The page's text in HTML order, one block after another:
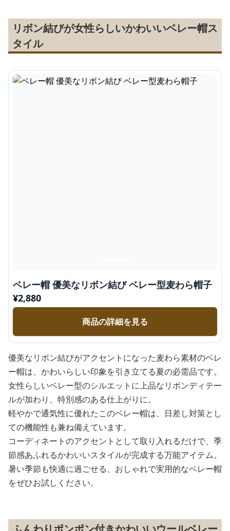
リボン結びが女性らしいかわいいベレー帽ス
タイル
ベレー帽 優美なリボン結び ベレー型麦わら帽子
¥2,880
商品の詳細を見る
優美なリボン結びがアクセントになった麦わら素材のベレ
ー帽は、かわいらしい印象を引き立てる夏の必需品です。
女性らしいベレー型のシルエットに上品なリボンディテー
ルが加わり、特別感のある仕上がりに。
軽やかで通気性に優れたこのベレー帽は、日差し対策とし
ての機能性も兼ね備えています。
コーディネートのアクセントとして取り入れるだけで、季
節感あふれるかわいいスタイルが完成する万能アイテム。
暑い季節も快適に過ごせる、おしゃれで実用的なベレー帽
をぜひお試しください。